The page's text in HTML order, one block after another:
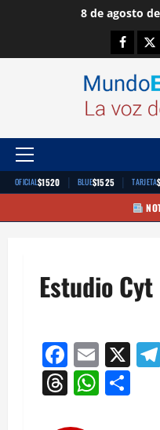
8 de agosto
Menú
principal
OFICIAL$1520 | BLUE$1525 | TARJETA
Estudio Cyt
X
Threads